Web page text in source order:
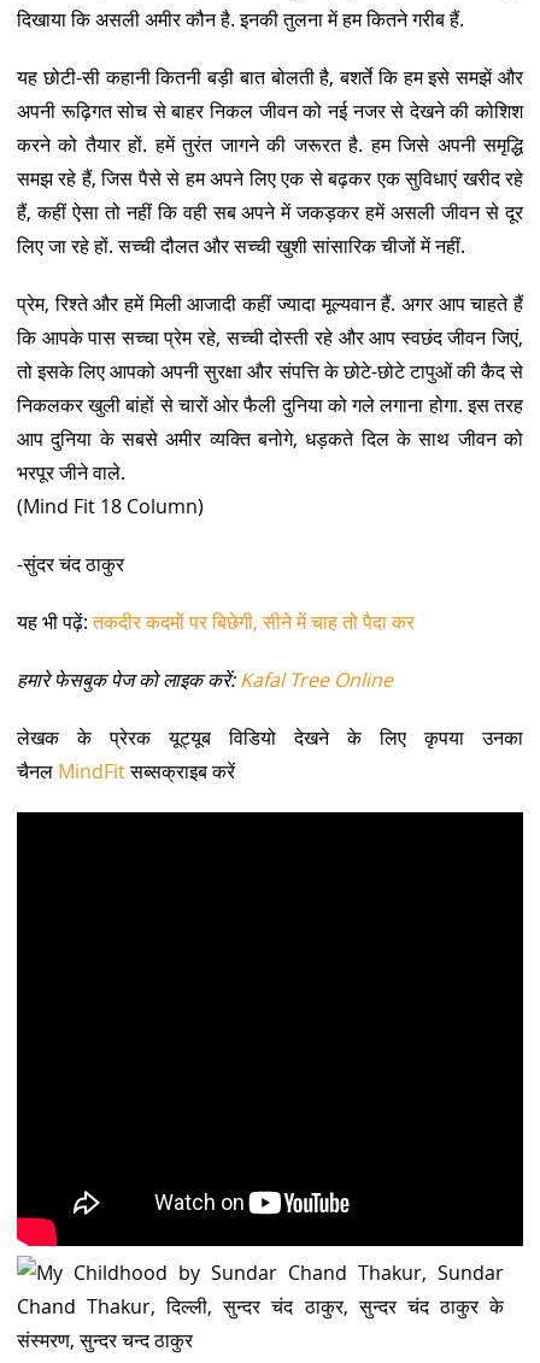
दिखाया कि असली अमीर कौन है. इनकी तुलना में हम कितने गरीब हैं.
यह छोटी-सी कहानी कितनी बड़ी बात बोलती है, बशर्ते कि हम इसे समझें और
अपनी रूढ़िगत सोच से बाहर निकल जीवन को नई नजर से देखने की कोशिश
करने को तैयार हों. हमें तुरंत जागने की जरूरत है. हम जिसे अपनी समृद्धि
समझ रहे हैं, जिस पैसे से हम अपने लिए एक से बढ़कर एक सुविधाएं खरीद रहे
हैं, कहीं ऐसा तो नहीं कि वही सब अपने में जकड़कर हमें असली जीवन से दूर
लिए जा रहे हों. सच्ची दौलत और सच्ची खुशी सांसारिक चीजों में नहीं.
प्रेम, रिश्ते और हमें मिली आजादी कहीं ज्यादा मूल्यवान हैं. अगर आप चाहते हैं
कि आपके पास सच्चा प्रेम रहे, सच्ची दोस्ती रहे और आप स्वछंद जीवन जिएं,
तो इसके लिए आपको अपनी सुरक्षा और संपत्ति के छोटे-छोटे टापुओं की कैद से
निकलकर खुली बांहों से चारों ओर फैली दुनिया को गले लगाना होगा. इस तरह
आप दुनिया के सबसे अमीर व्यक्ति बनोगे, धड़कते दिल के साथ जीवन को
भरपूर जीने वाले.
(Mind Fit 18 Column)
-सुंदर चंद ठाकुर
यह भी पढ़ें:तकदीर कदमों पर बिछेगी, सीने में चाह तो पैदा कर
हमारे फेसबुक पेज को लाइक करें:Kafal Tree Online
लेखक के प्रेरक यूट्यूब विडियो देखने के लिए कृपया उनका
चैनल MindFitसब्सक्राइब करें